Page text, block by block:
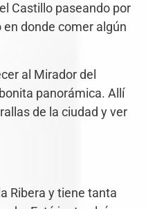
Castillo paseando por
donde comer algún
al Mirador del
panorámica. Allí
de la ciudad y ver
Ribera y tiene tanta